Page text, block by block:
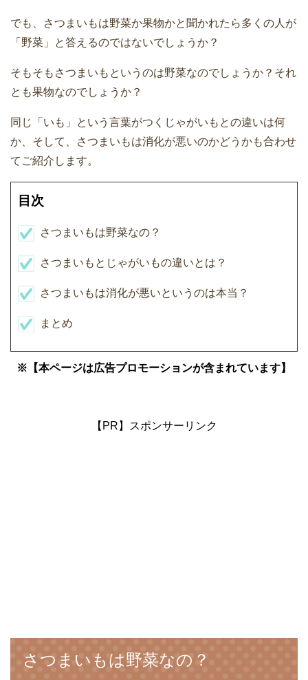
でも、さつまいもは野菜か果物かと聞かれたら多くの人が
「野菜」と答えるのではないでしょうか？
そもそもさつまいもというのは野菜なのでしょうか？それ
とも果物なのでしょうか？
同じ「いも」という言葉がつくじゃがいもとの違いは何
か、そして、さつまいもは消化が悪いのかどうかも合わせ
てご紹介します。
目次
さつまいもは野菜なの？
さつまいもとじゃがいもの違いとは？
さつまいもは消化が悪いというのは本当？
まとめ
※【本ページは広告プロモーションが含まれています】
【PR】スポンサーリンク
さつまいもは野菜なの？